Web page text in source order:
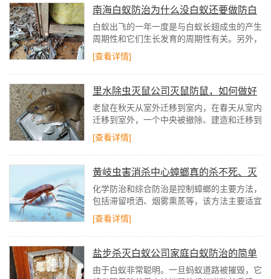
南海白蚁防治为什么没白蚁还要做防白
蚁处置
白蚁出飞的一年一度是与白蚁长翅成虫的产生
周期性和它们生长发育的周期性有关。另外，
白蚁长翅成虫出飞对温度、湿度和气压的特殊
央求有亲密的关系。
[查看详情]
里水除虫灭鼠公司灭鼠防鼠，如何做好
环境防治
老鼠在秋天从室外迁移到室内，在春天从室内
迁移到室外，一个中央被撤除、建造和迁移到
外面的世界。调查和改进防鼠设备对防治鼠害
尤为重要。
[查看详情]
黄岐虫害消杀中心蟑螂真的杀不死、灭
不绝吗？
化学防治和综合防治是控制蟑螂的主要方法，
包括滞留喷洒、烟雾熏蒸等，该方法主要适宜
于特殊行业，如酒店、宾馆、食品加工厂等蟑
螂密度非常大的区域。
[查看详情]
盐步杀灭白蚁公司家庭白蚁防治的简单
方法
由于白蚁非常聪明。一旦蚂蚁道路被摧毁，它